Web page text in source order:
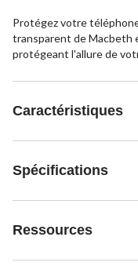
Protégez votre
transparent de Macbeth
protégeant l'allure de
Caractéristiques
Spécifications
Ressources